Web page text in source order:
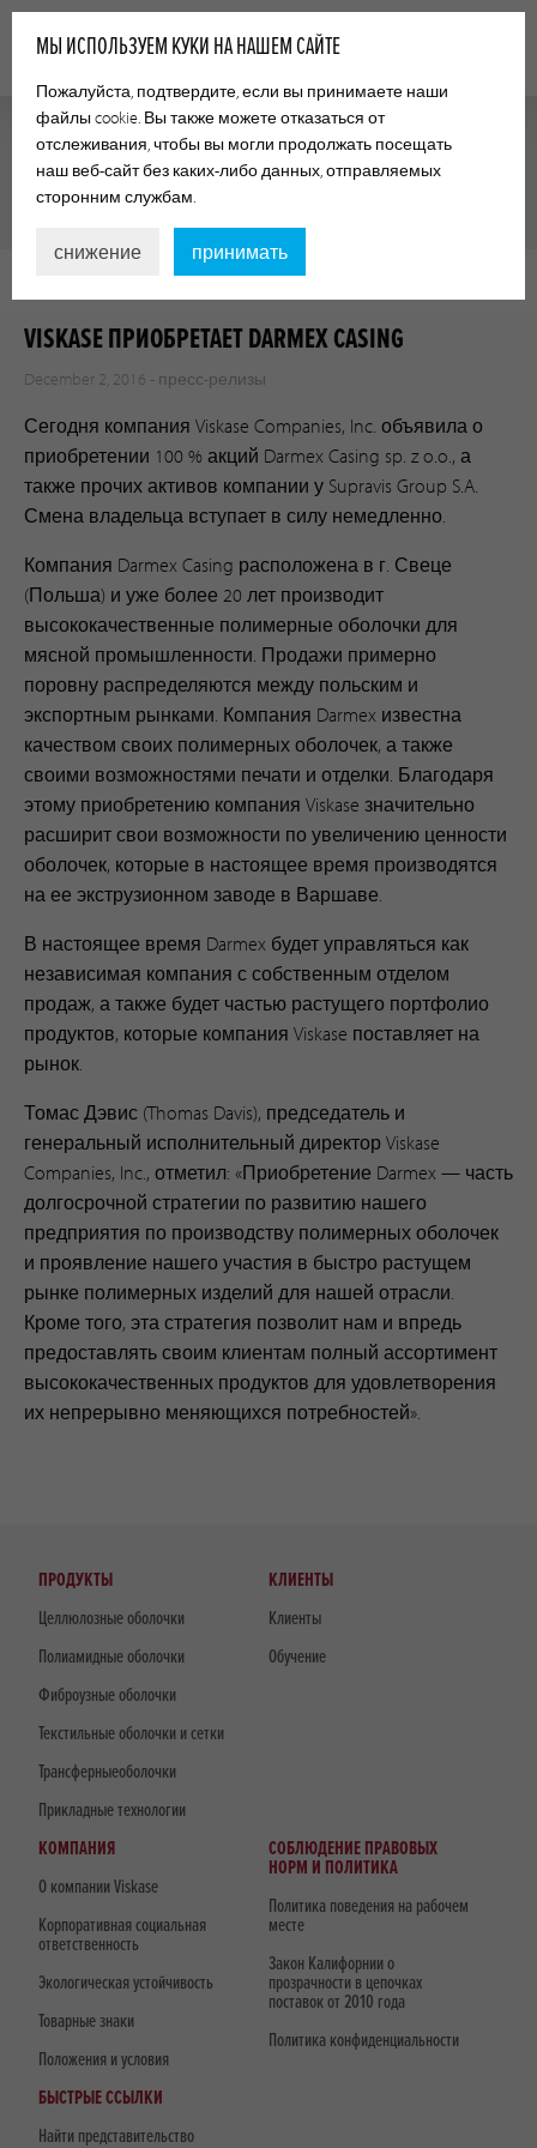
ПРЕСС-РЕЛИЗЫ
VISKASE ПРИОБРЕТАЕТ DARMEX CASING
December 2, 2016 - пресс-релизы
Сегодня компания Viskase Companies, Inc. объявила о
приобретении 100 % акций Darmex Casing sp. z o.o., а
также прочих активов компании у Supravis Group S.A.
Смена владельца вступает в силу немедленно.
Компания Darmex Casing расположена в г. Свеце
(Польша) и уже более 20 лет производит
высококачественные полимерные оболочки для
мясной промышленности. Продажи примерно
поровну распределяются между польским и
экспортным рынками. Компания Darmex известна
качеством своих полимерных оболочек, а также
своими возможностями печати и отделки. Благодаря
этому приобретению компания Viskase значительно
расширит свои возможности по увеличению ценности
оболочек, которые в настоящее время производятся
на ее экструзионном заводе в Варшаве.
В настоящее время Darmex будет управляться как
независимая компания с собственным отделом
продаж, а также будет частью растущего портфолио
продуктов, которые компания Viskase поставляет на
рынок.
Томас Дэвис (Thomas Davis), председатель и
генеральный исполнительный директор Viskase
Companies, Inc., отметил: «Приобретение Darmex — часть
долгосрочной стратегии по развитию нашего
предприятия по производству полимерных оболочек
и проявление нашего участия в быстро растущем
рынке полимерных изделий для нашей отрасли.
Кроме того, эта стратегия позволит нам и впредь
предоставлять своим клиентам полный ассортимент
высококачественных продуктов для удовлетворения
их непрерывно меняющихся потребностей».
ПРОДУКТЫ
Целлюлозные оболочки
Полиамидные оболочки
Фиброузные оболочки
Текстильные оболочки и сетки
Трансферныеоболочки
Прикладные технологии
КЛИЕНТЫ
Клиенты
Обучение
КОМПАНИЯ
О компании Viskase
Корпоративная социальная
ответственность
Экологическая устойчивость
Товарные знаки
Положения и условия
СОБЛЮДЕНИЕ ПРАВОВЫХ
НОРМ И ПОЛИТИКА
Политика поведения на рабочем
месте
Закон Калифорнии о
прозрачности в цепочках
поставок от 2010 года
Политика конфиденциальности
БЫСТРЫЕ ССЫЛКИ
Найти представительство
МЫ ИСПОЛЬЗУЕМ КУКИ НА НАШЕМ САЙТЕ
Пожалуйста, подтвердите, если вы принимаете наши
файлы cookie. Вы также можете отказаться от
отслеживания, чтобы вы могли продолжать посещать
наш веб-сайт без каких-либо данных, отправляемых
сторонним службам.
снижение принимать